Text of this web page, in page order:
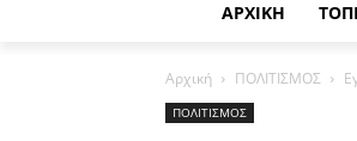
ΑΡΧΙΚΗ
Αρχική ΠΟΛΙΤΙΣΜΟΣ
ΠΟΛΙΤΙΣΜΟΣ